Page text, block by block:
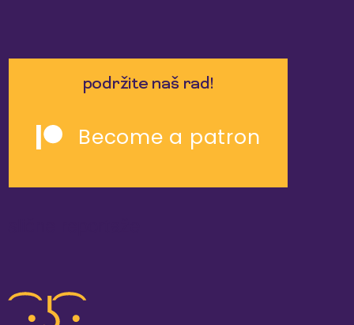
podržite naš rad!
Become a patron